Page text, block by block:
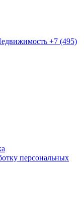
+7 (495)
персональных